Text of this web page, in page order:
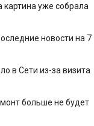
картина уже собрала
новости на 7
в Сети из-за визита
больше не будет